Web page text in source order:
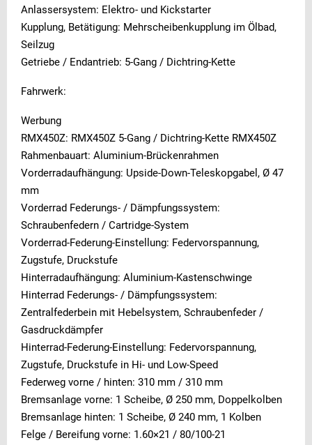
Anlassersystem: Elektro- und Kickstarter
Kupplung, Betätigung: Mehrscheibenkupplung im Ölbad,
Seilzug
Getriebe / Endantrieb: 5-Gang / Dichtring-Kette
Fahrwerk:
Werbung
RMX450Z: RMX450Z 5-Gang / Dichtring-Kette RMX450Z
Rahmenbauart: Aluminium-Brückenrahmen
Vorderradaufhängung: Upside-Down-Teleskopgabel, Ø 47
mm
Vorderrad Federungs- / Dämpfungssystem:
Schraubenfedern / Cartridge-System
Vorderrad-Federung-Einstellung: Federvorspannung,
Zugstufe, Druckstufe
Hinterradaufhängung: Aluminium-Kastenschwinge
Hinterrad Federungs- / Dämpfungssystem:
Zentralfederbein mit Hebelsystem, Schraubenfeder /
Gasdruckdämpfer
Hinterrad-Federung-Einstellung: Federvorspannung,
Zugstufe, Druckstufe in Hi- und Low-Speed
Federweg vorne / hinten: 310 mm / 310 mm
Bremsanlage vorne: 1 Scheibe, Ø 250 mm, Doppelkolben
Bremsanlage hinten: 1 Scheibe, Ø 240 mm, 1 Kolben
Felge / Bereifung vorne: 1.60×21 / 80/100-21